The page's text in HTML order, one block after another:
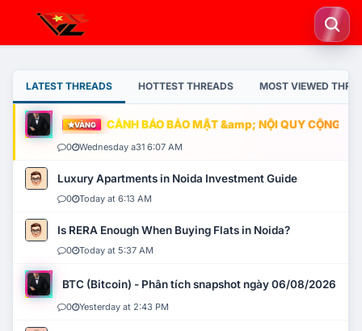
LATEST THREADS HOTTEST THREADS MOST VIEWED
VÀNG CẢNH BÁO BẢO MẬT &amp; NỘI QUY CỘNG
0 Wednesday a31 6:07 AM
Luxury Apartments in Noida Investment Guide
0 Today at 6:13 AM
Is RERA Enough When Buying Flats in Noida?
0 Today at 5:37 AM
BTC (Bitcoin) - Phân tích snapshot ngày 06/08/2026
0 Yesterday at 2:43 PM